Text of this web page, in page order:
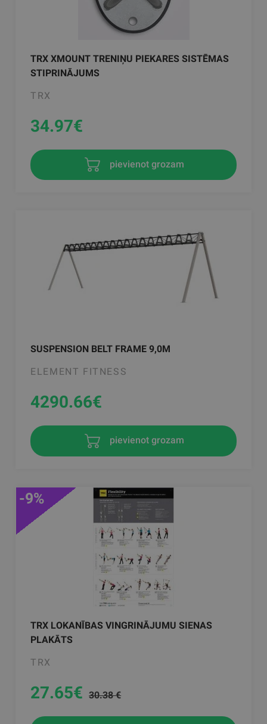
TRX XMOUNT TRENIŅU PIEKARES SISTĒMAS
STIPRINĀJUMS
TRX
34.97€
pievienot grozam
SUSPENSION BELT FRAME 9,0M
ELEMENT FITNESS
4290.66€
pievienot grozam
TRX LOKANĪBAS VINGRINĀJUMU SIENAS
PLAKĀTS
TRX
-9%
27.65€ 30.38 €